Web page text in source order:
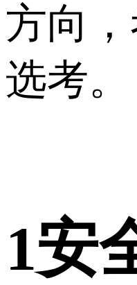
方向
选考。
1安